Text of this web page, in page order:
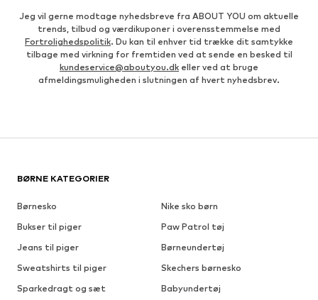
Jeg vil gerne modtage nyhedsbreve fra ABOUT YOU om aktuelle
trends, tilbud og værdikuponer i overensstemmelse med
Fortrolighedspolitik. Du kan til enhver tid trække dit samtykke
tilbage med virkning for fremtiden ved at sende en besked til
kundeservice@aboutyou.dk eller ved at bruge
afmeldingsmuligheden i slutningen af hvert nyhedsbrev.
BØRNE KATEGORIER
Børnesko
Nike sko børn
Bukser til piger
Paw Patrol tøj
Jeans til piger
Børneundertøj
Sweatshirts til piger
Skechers børnesko
Sparkedragt og sæt
Babyundertøj